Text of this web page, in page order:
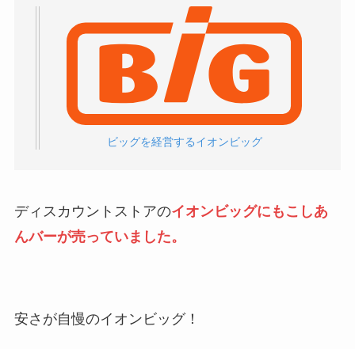
ビッグを経営するイオンビッグ
ディスカウントストアのイオンビッグにもこしあ
んバーが売っていました。
安さが自慢のイオンビッグ！